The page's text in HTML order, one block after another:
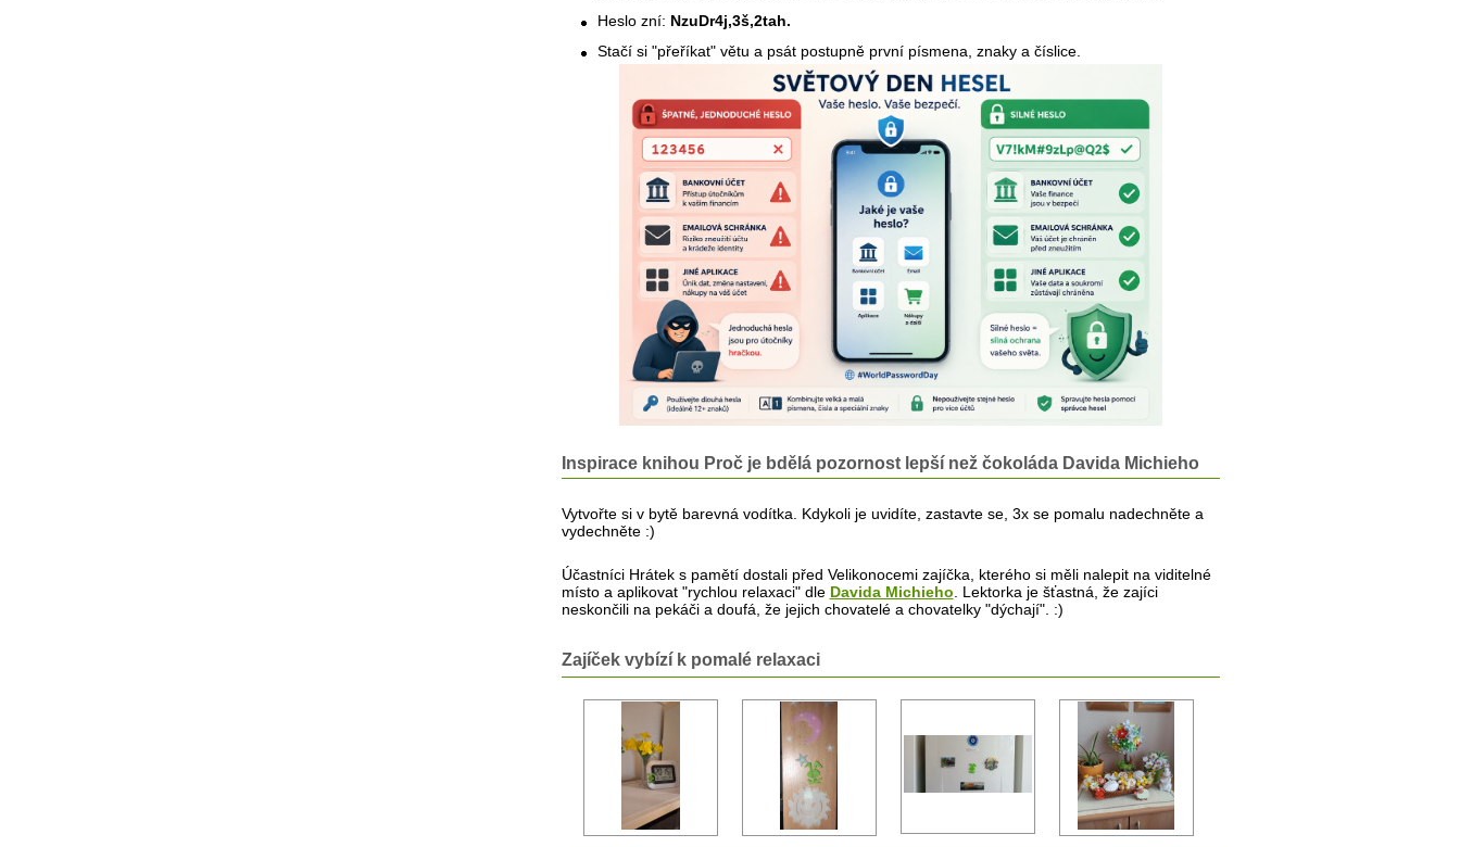
Heslo zní: NzuDr4j,3š,2tah.
Stačí si "přeříkat" větu a psát postupně první písmena, znaky a číslice.
Inspirace knihou Proč je bdělá pozornost lepší než čokoláda Davida Michieho
Vytvořte si v bytě barevná vodítka. Kdykoli je uvidíte, zastavte se, 3x se pomalu nadechněte a
vydechněte :)
Účastníci Hrátek s pamětí dostali před Velikonocemi zajíčka, kterého si měli nalepit na viditelné
místo a aplikovat "rychlou relaxaci" dle Davida Michieho. Lektorka je šťastná, že zajíci
neskončili na pekáči a doufá, že jejich chovatelé a chovatelky "dýchají". :)
Zajíček vybízí k pomalé relaxaci